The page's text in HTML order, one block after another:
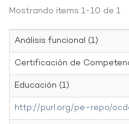
Mostrando ítems 1-10 de 1
Análisis funcional (1)
Certificación de
Educación (1)
http://purl.org/pe-repo/